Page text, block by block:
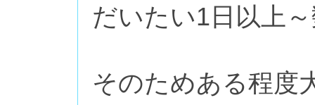
だいたい1日以上
そのためある程度